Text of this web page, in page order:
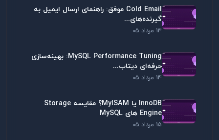
Cold Email موفق: راهنمای ارسال ایمیل به
گیرنده‌های...
13 مرداد 05
MySQL Performance Tuning: بهینه‌سازی
حرفه‌ای دیتاب...
14 مرداد 05
InnoDB یا MyISAM؟ مقایسه Storage
Engine های MySQL
15 مرداد 05